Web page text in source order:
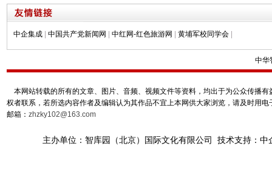
中企集成 中国共产党新闻网 中红网-红色旅游网 黄埔军校同学会
中华
本网站转载的所有的文章、图片、音频、视频文件等资料，均出于为公众传播
权者联系，若所选内容作者及编辑认为其作品不宜上本网供大家浏览，请及时用
邮箱： zhzky102@163.com
主办单位：智库园（北京）国际文化有限公司 技术支持：